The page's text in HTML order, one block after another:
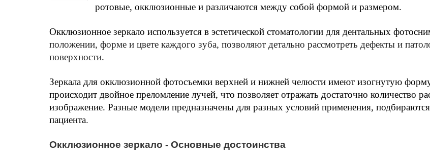
ротовые, окклюзионные и различаются между собой формой и размером.
Окклюзионное зеркало используется в эстетической стоматологии для дентальных
положении, форме и цвете каждого зуба, позволяют детально рассмотреть дефекты и
поверхности.
Зеркала для окклюзионной фотосъемки верхней и нижней челюсти имеют изогнутую
происходит двойное преломление лучей, что позволяет отражать достаточно количество
изображение. Разные модели предназначены для разных условий применения,
пациента.
Окклюзионное зеркало - Основные достоинства